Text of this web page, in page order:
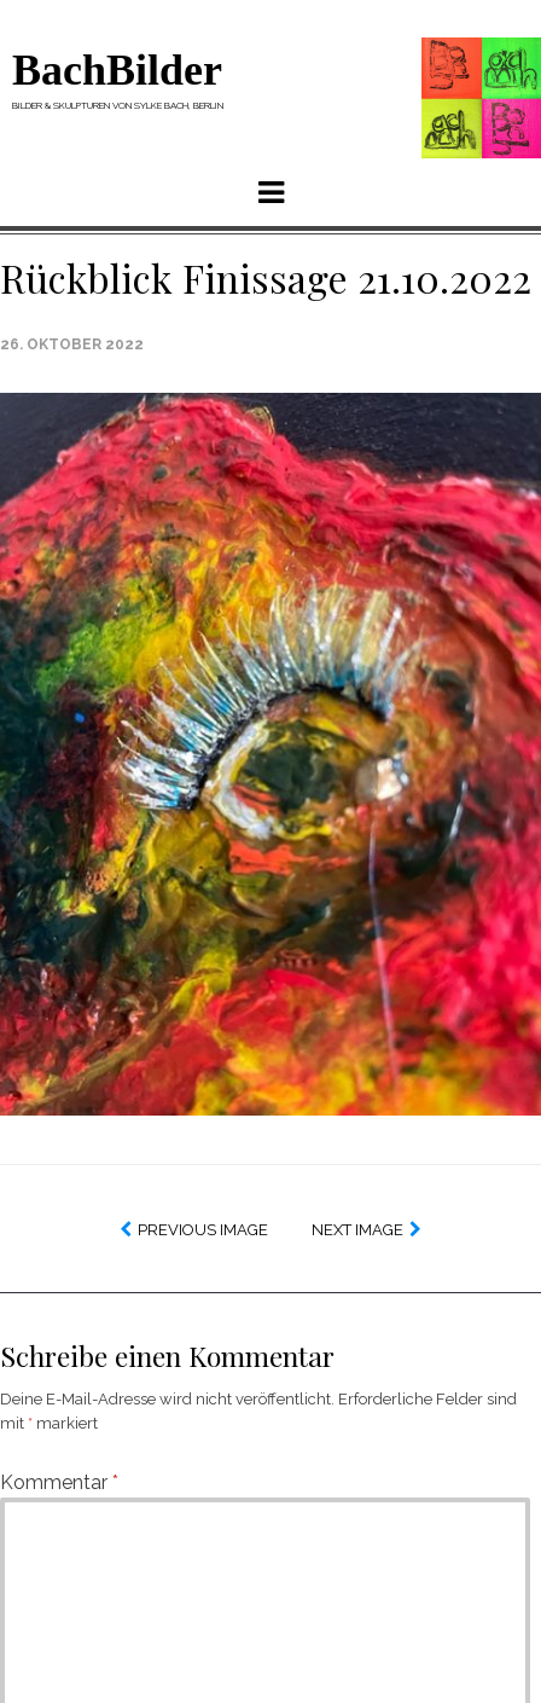
BachBilder
BILDER & SKULPTUREN VON SYLKE BACH, BERLIN
Menu
Rückblick Finissage 21.10.2022
26. OKTOBER 2022
PREVIOUS IMAGE NEXT IMAGE
Schreibe einen Kommentar
Deine E-Mail-Adresse wird nicht veröffentlicht. Erforderliche Felder sind
mit * markiert
Kommentar *